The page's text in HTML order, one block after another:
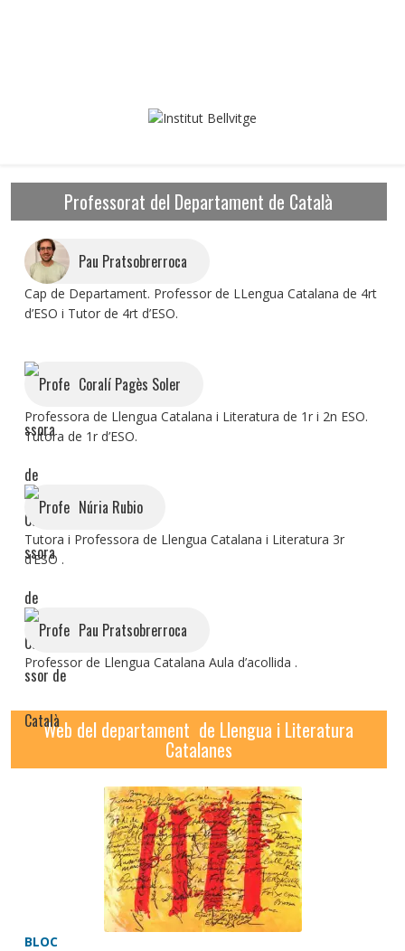
Professorat del Departament de Català
Pau Pratsobrerroca
Cap de Departament. Professor de LLengua Catalana de 4rt
d’ESO i Tutor de 4rt d’ESO.
Coralí Pagès Soler
Professora de Llengua Catalana i Literatura de 1r i 2n ESO.
Tutora de 1r d’ESO.
Núria Rubio
Tutora i Professora de Llengua Catalana i Literatura 3r
d’ESO .
Pau Pratsobrerroca
Professor de Llengua Catalana Aula d’acollida .
Web del departament de Llengua i Literatura
Catalanes
BLOC